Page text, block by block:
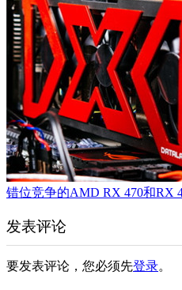
错位竞争的AMD RX 470和RX
发表评论
要发表评论，您必须先登录。